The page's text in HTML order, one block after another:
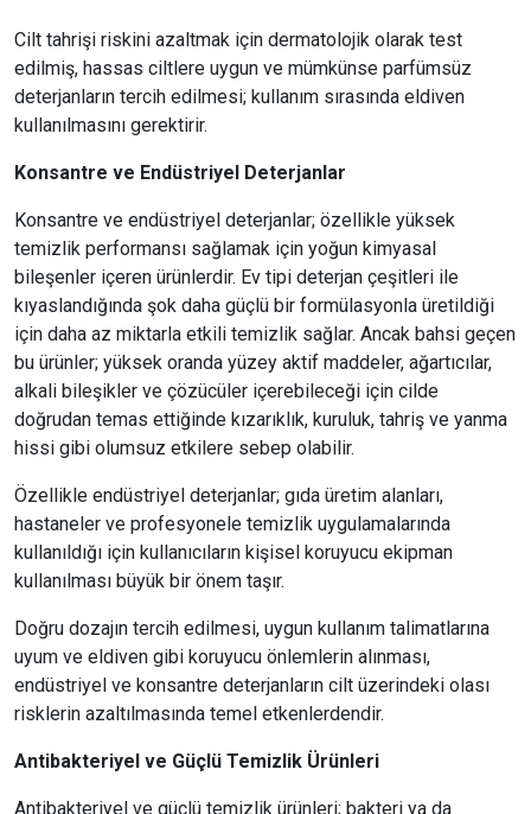
Cilt tahrişi riskini azaltmak için dermatolojik olarak test
edilmiş, hassas ciltlere uygun ve mümkünse parfümsüz
deterjanların tercih edilmesi; kullanım sırasında eldiven
kullanılmasını gerektirir.
Konsantre ve Endüstriyel Deterjanlar
Konsantre ve endüstriyel deterjanlar; özellikle yüksek
temizlik performansı sağlamak için yoğun kimyasal
bileşenler içeren ürünlerdir. Ev tipi deterjan çeşitleri ile
kıyaslandığında şok daha güçlü bir formülasyonla üretildiği
için daha az miktarla etkili temizlik sağlar. Ancak bahsi geçen
bu ürünler; yüksek oranda yüzey aktif maddeler, ağartıcılar,
alkali bileşikler ve çözücüler içerebileceği için cilde
doğrudan temas ettiğinde kızarıklık, kuruluk, tahriş ve yanma
hissi gibi olumsuz etkilere sebep olabilir.
Özellikle endüstriyel deterjanlar; gıda üretim alanları,
hastaneler ve profesyonele temizlik uygulamalarında
kullanıldığı için kullanıcıların kişisel koruyucu ekipman
kullanılması büyük bir önem taşır.
Doğru dozajın tercih edilmesi, uygun kullanım talimatlarına
uyum ve eldiven gibi koruyucu önlemlerin alınması,
endüstriyel ve konsantre deterjanların cilt üzerindeki olası
risklerin azaltılmasında temel etkenlerdendir.
Antibakteriyel ve Güçlü Temizlik Ürünleri
Antibakteriyel ve güçlü temizlik ürünleri; bakteri ya da